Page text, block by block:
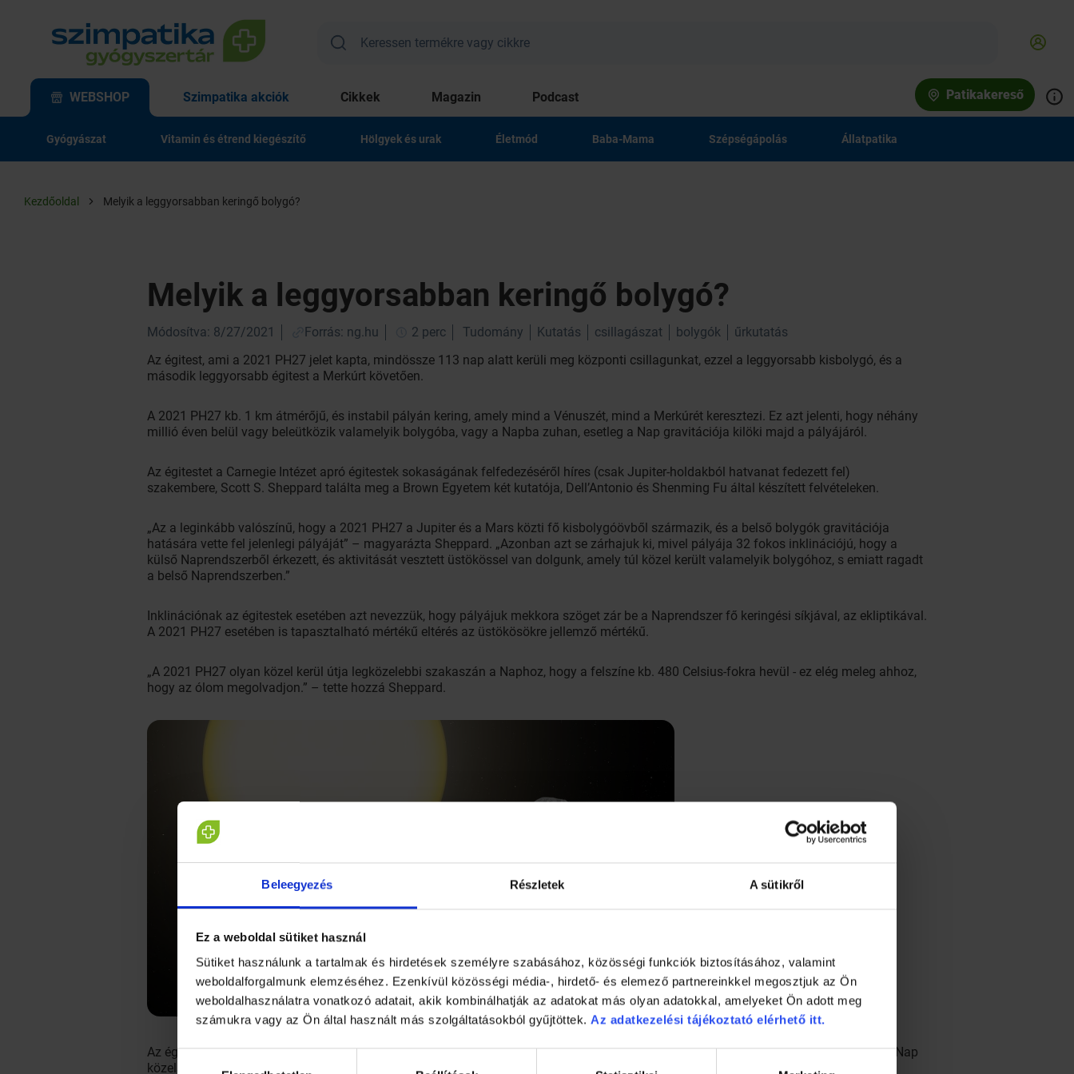
Beleegyezés Részletek A sütikről
Ez a weboldal sütiket használ
Sütiket használunk a tartalmak és hirdetések személyre szabásához, közösségi funkciók biztosításához, valamint
weboldalforgalmunk elemzéséhez. Ezenkívül közösségi média-, hirdető- és elemező partnereinkkel megosztjuk az Ön
weboldalhasználatra vonatkozó adatait, akik kombinálhatják az adatokat más olyan adatokkal, amelyeket Ön adott meg
számukra vagy az Ön által használt más szolgáltatásokból gyűjtöttek. Az adatkezelési tájékoztató elérhető itt.
Hozzájárulás
WEBSHOP Szimpatika akciók Cikkek Magazin Podcast Patikakereső
Gyógyászat Vitamin és étrend kiegészítő Hölgyek és urak Életmód Baba-Mama Szépségápolás Állatpatika
Kezdőoldal Melyik a leggyorsabban keringő bolygó?
Melyik a leggyorsabban keringő bolygó?
Módosítva: 8/27/2021 Forrás: ng.hu 2 perc Tudomány Kutatás csillagászat bolygók
űrkutatás
Az égitest, ami a 2021 PH27 jelet kapta, mindössze 113 nap alatt kerüli meg központi csillagunkat, ezzel a leggyorsabb kisbolygó, és a
második leggyorsabb égitest a Merkúrt követően.
A 2021 PH27 kb. 1 km átmérőjű, és instabil pályán kering, amely mind a Vénuszét, mind a Merkúrét keresztezi. Ez azt jelenti, hogy néhány
millió éven belül vagy beleütközik valamelyik bolygóba, vagy a Napba zuhan, esetleg a Nap gravitációja kilöki majd a pályájáról.
Az égitestet a Carnegie Intézet apró égitestek sokaságának felfedezéséről híres (csak Jupiter-holdakból hatvanat fedezett fel)
szakembere, Scott S. Sheppard találta meg a Brown Egyetem két kutatója, Dell’Antonio és Shenming Fu által készített felvételeken.
„Az a leginkább valószínű, hogy a 2021 PH27 a Jupiter és a Mars közti fő kisbolygóövből származik, és a belső bolygók gravitációja
hatására vette fel jelenlegi pályáját” – magyarázta Sheppard. „Azonban azt se zárhajuk ki, mivel pályája 32 fokos inklinációjú, hogy a
külső Naprendszerből érkezett, és aktivitását vesztett üstökössel van dolgunk, amely túl közel került valamelyik bolygóhoz, s emiatt ragadt
a belső Naprendszerben.”
Inklinációnak az égitestek esetében azt nevezzük, hogy pályájuk mekkora szöget zár be a Naprendszer fő keringési síkjával, az ekliptikával.
A 2021 PH27 esetében is tapasztalható mértékű eltérés az üstökösökre jellemző mértékű.
„A 2021 PH27 olyan közel kerül útja legközelebbi szakaszán a Naphoz, hogy a felszíne kb. 480 Celsius-fokra hevül - ez elég meleg ahhoz,
hogy az ólom megolvadjon.” – tette hozzá Sheppard.
Az égitest további vizsgálata segíthet megérteni, mi szükséges ahhoz, hogy az olyan extrém erők és hőmérsékletek közt, amilyenek a Nap
közelségében is uralkodnak, mi teszi lehetővé az égitest számára a túlélést.